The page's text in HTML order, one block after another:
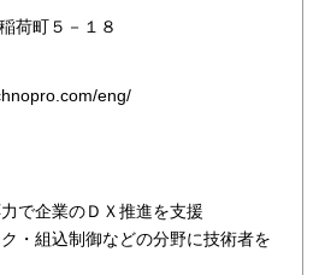
荷町５－１８
eng/
で企業のＤＸ推進を支援
・組込制御などの分野に技術者を